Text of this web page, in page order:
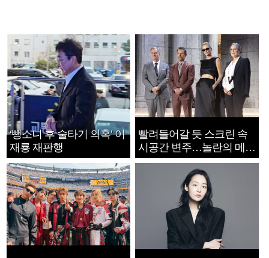
‘뺑소니 후 술타기 의혹’ 이
재룡 재판행
빨려들어갈 듯 스크린 속
시공간 변주…놀란의 메시
지는 ‘전쟁 속죄’